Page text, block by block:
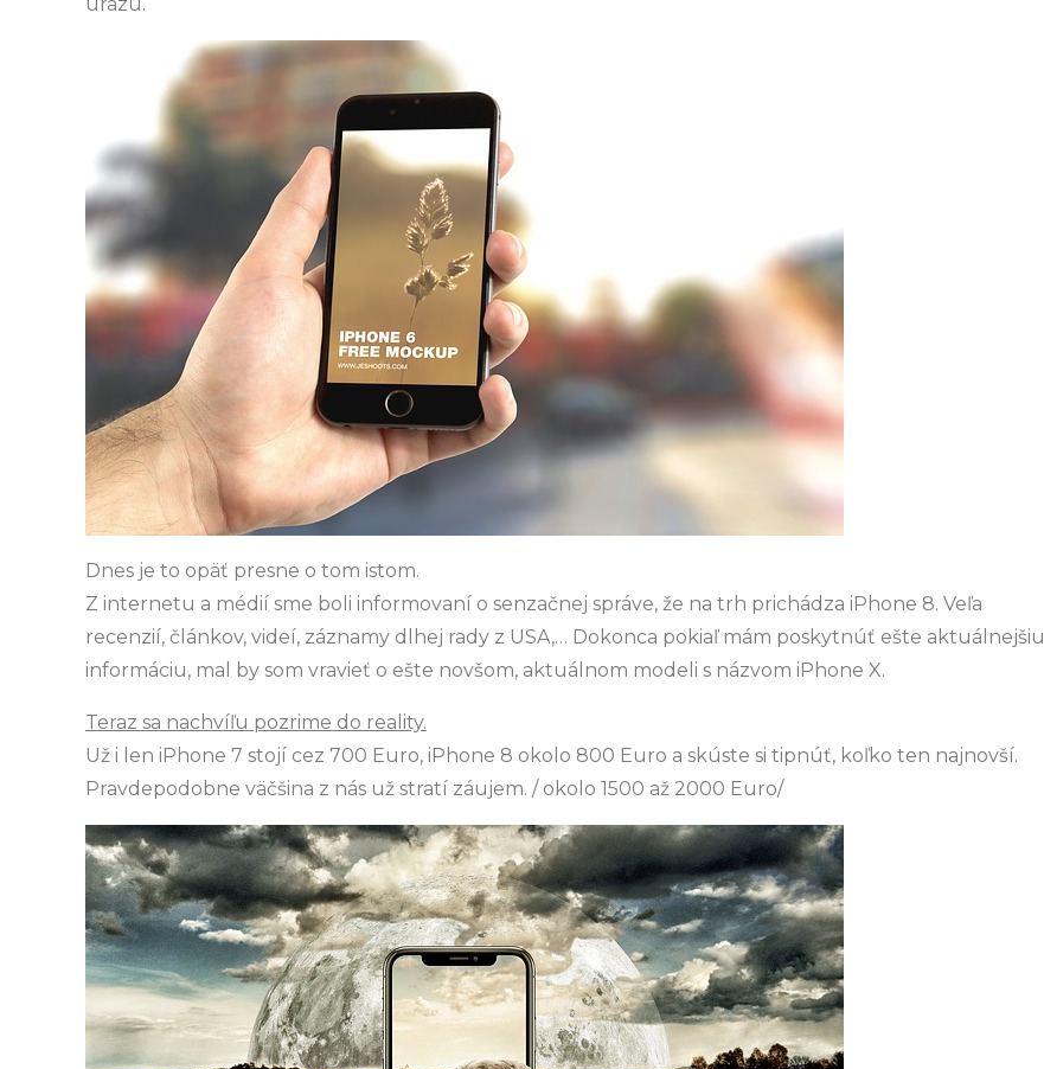
Dnes je to opäť presne o tom istom.
Z internetu a médií sme boli informovaní o senzačnej správe, že na trh prichádza iPhone 8. Veľa
recenzií, článkov, videí, záznamy dlhej rady z USA,… Dokonca pokiaľ mám poskytnúť ešte aktuálnejšiu
informáciu, mal by som vravieť o ešte novšom, aktuálnom modeli s názvom iPhone X.
Teraz sa nachvíľu pozrime do reality.
Už i len iPhone 7 stojí cez 700 Euro, iPhone 8 okolo 800 Euro a skúste si tipnúť, koľko ten najnovší.
Pravdepodobne väčšina z nás už stratí záujem. / okolo 1500 až 2000 Euro/